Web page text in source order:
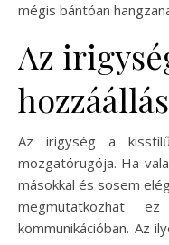
mégis bántóan
Az
Az irigység a
mozgatórugója. Ha
másokkal és sosem
megmutatkozhat
kommunikációban. Az